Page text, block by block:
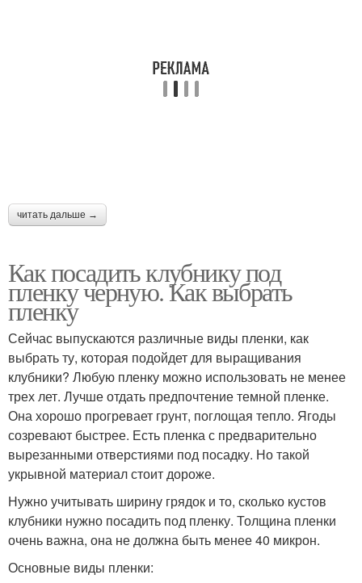
читать дальше →
Как посадить клубнику под
пленку черную. Как выбрать
пленку
Сейчас выпускаются различные виды пленки, как
выбрать ту, которая подойдет для выращивания
клубники? Любую пленку можно использовать не менее
трех лет. Лучше отдать предпочтение темной пленке.
Она хорошо прогревает грунт, поглощая тепло. Ягоды
созревают быстрее. Есть пленка с предварительно
вырезанными отверстиями под посадку. Но такой
укрывной материал стоит дороже.
Нужно учитывать ширину грядок и то, сколько кустов
клубники нужно посадить под пленку. Толщина пленки
очень важна, она не должна быть менее 40 микрон.
Основные виды пленки: